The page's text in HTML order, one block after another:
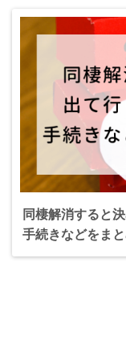
同棲解消すると
手続きなどをまと